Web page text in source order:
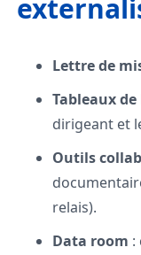
Lettre de
Tableaux de
dirigeant et
Outils
relais).
Data room :